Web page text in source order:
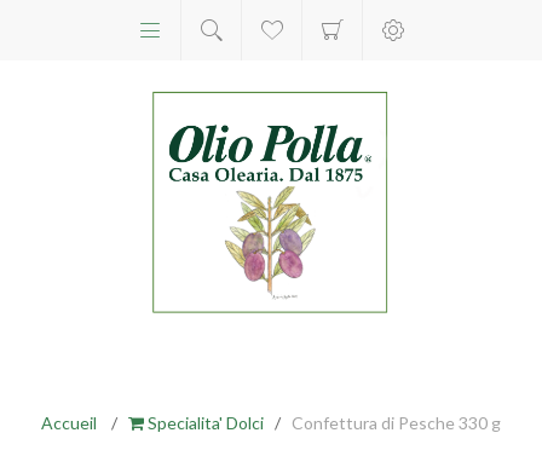
Accueil / Specialita' Dolci / Confettura di Pesche 330 g